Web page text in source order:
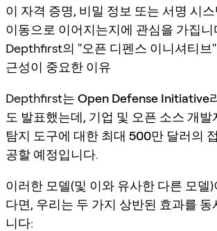
이 자격 증명, 비밀 정보 또는 서명 시
이동으로 이어지는지에 관심을 가집니
Depthfirst의 "오픈 디펜스 이니셔티브
근성이 중요한 이유
Depthfirst는 Open Defense Initiative
도 발표했는데, 기업 및 오픈 소스 개발
탐지 도구에 대한 최대 500만 달러의
공할 예정입니다.
이러한 모델(및 이와 유사한 다른 모델
다면, 우리는 두 가지 상반된 효과를
니다: